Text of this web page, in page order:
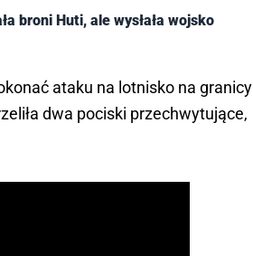
broni Huti, ale wysłała wojsko
ataku na lotnisko na granicy
dwa pociski przechwytujące,